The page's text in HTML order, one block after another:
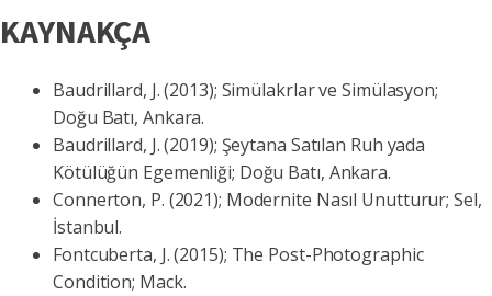
KAYNAKÇA
Baudrillard, J. (2013); Simülakrlar ve Simülasyon;
Doğu Batı, Ankara.
Baudrillard, J. (2019); Şeytana Satılan Ruh yada
Kötülüğün Egemenliği; Doğu Batı, Ankara.
Connerton, P. (2021); Modernite Nasıl Unutturur; Sel,
İstanbul.
Fontcuberta, J. (2015); The Post-Photographic
Condition; Mack.